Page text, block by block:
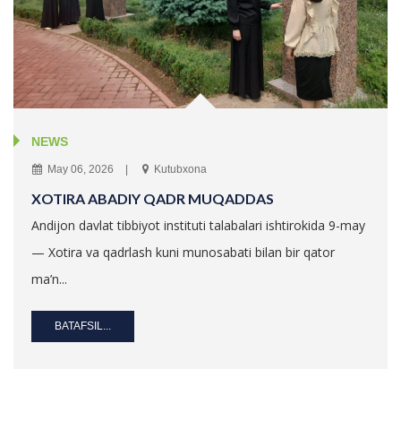
NEWS
May 06, 2026 Kutubxona
XOTIRA ABADIY QADR MUQADDAS
Andijon davlat tibbiyot instituti talabalari ishtirokida 9-may
— Xotira va qadrlash kuni munosabati bilan bir qator
ma’n...
BATAFSIL...